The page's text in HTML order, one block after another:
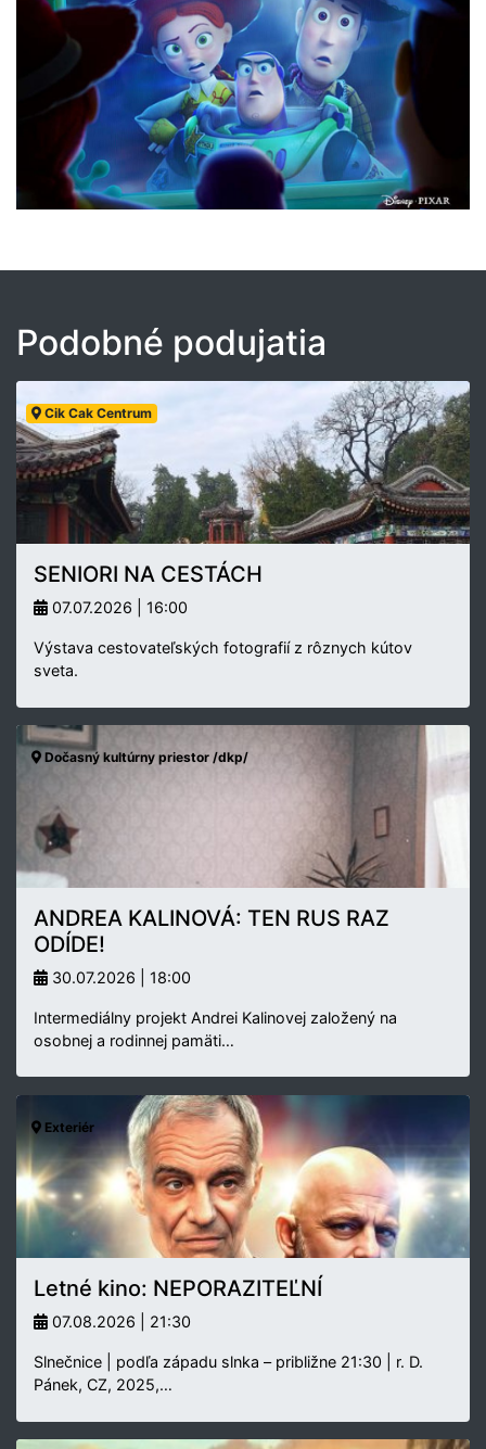
Podobné podujatia
Cik Cak Centrum
SENIORI NA CESTÁCH
07.07.2026 | 16:00
Výstava cestovateľských fotografií z rôznych kútov
sveta.
Dočasný kultúrny priestor /dkp/
ANDREA KALINOVÁ: TEN RUS RAZ
ODÍDE!
30.07.2026 | 18:00
Intermediálny projekt Andrei Kalinovej založený na
osobnej a rodinnej pamäti…
Exteriér
Letné kino: NEPORAZITEĽNÍ
07.08.2026 | 21:30
Slnečnice | podľa západu slnka – približne 21:30 | r. D.
Pánek, CZ, 2025,…